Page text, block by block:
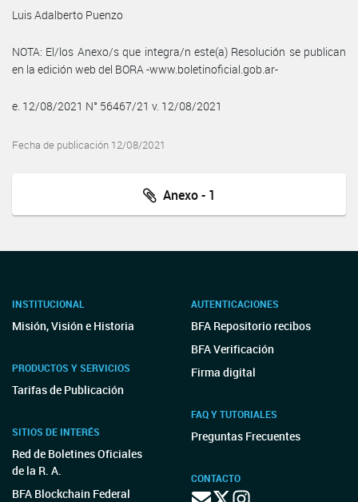
Luis Adalberto Puenzo
NOTA: El/los Anexo/s que integra/n este(a) Resolución se publican
en la edición web del BORA -www.boletinoficial.gob.ar-
e. 12/08/2021 N° 56467/21 v. 12/08/2021
Fecha de publicación 12/08/2021
Anexo - 1
INSTITUCIONAL
Misión, Visión e Historia
PRODUCTOS Y SERVICIOS
Tarifas de Publicación
SITIOS DE INTERÉS
Red de Boletines Oficiales
de la R. A.
BFA Blockchain Federal
AUTENTICACIONES
BFA Repositorio recibos
BFA Verificación
Firma digital
FAQ Y TUTORIALES
Preguntas Frecuentes
CONTACTO